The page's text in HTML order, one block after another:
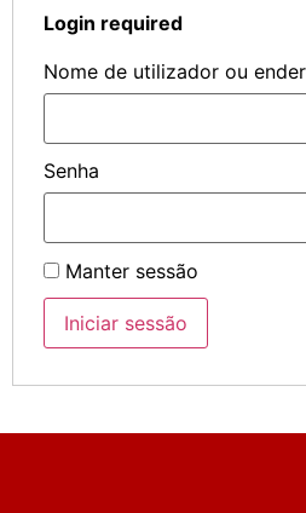
Login required
Nome de utilizador ou
Senha
Manter sessão